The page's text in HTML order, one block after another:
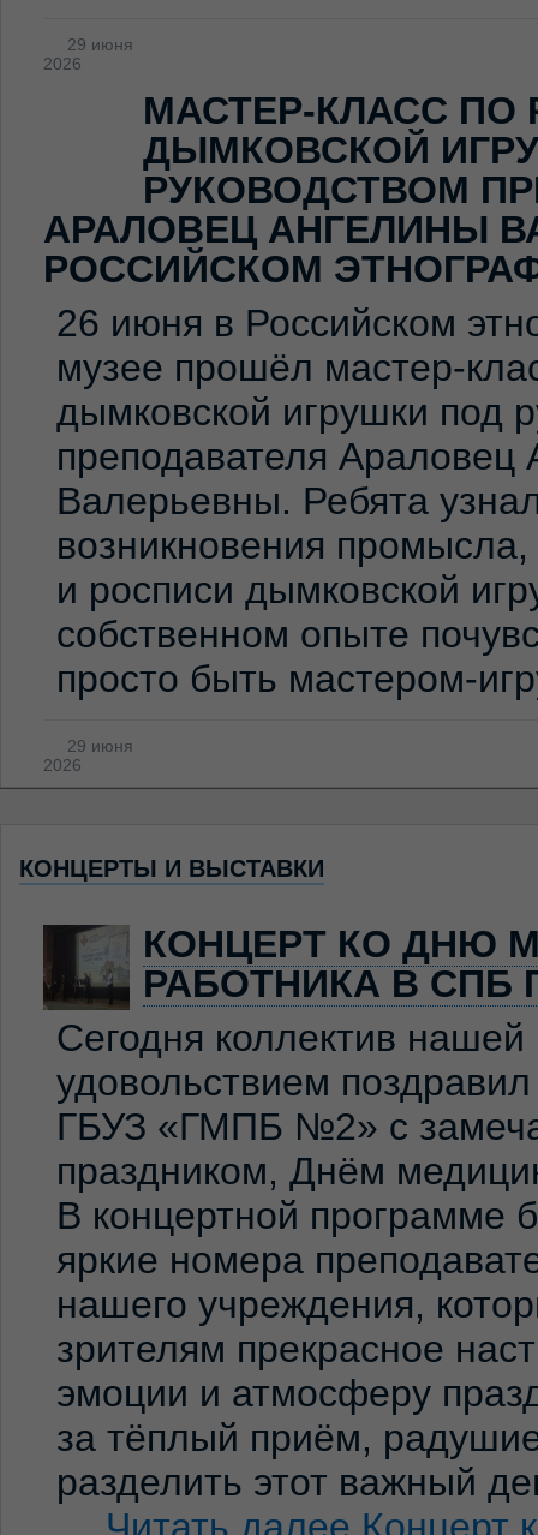
29 июня
2026
МАСТЕР-КЛАСС ПО
ДЫМКОВСКОЙ
РУКОВОДСТВОМ
АРАЛОВЕЦ АНГЕЛИНЫ
РОССИЙСКОМ
26 июня в Российском
музее прошёл мастер-
дымковской игрушки под
преподавателя Араловец
Валерьевны. Ребята
возникновения
и росписи дымковской
собственном опыте
просто быть мастером-
29 июня
2026
КОНЦЕРТЫ И ВЫСТАВКИ
КОНЦЕРТ КО ДНЮ
РАБОТНИКА В СПБ
Сегодня коллектив
удовольствием
ГБУЗ «ГМПБ №2» с
праздником, Днём
В концертной программе
яркие номера
нашего учреждения,
зрителям прекрасное
эмоции и атмосферу
за тёплый приём,
разделить этот важный
Читать далее Концерт